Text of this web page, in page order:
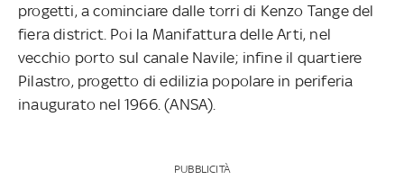
progetti, a cominciare dalle torri di Kenzo Tange del
fiera district. Poi la Manifattura delle Arti, nel
vecchio porto sul canale Navile; infine il quartiere
Pilastro, progetto di edilizia popolare in periferia
inaugurato nel 1966. (ANSA).
PUBBLICITÀ